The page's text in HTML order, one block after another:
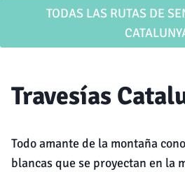
TODAS LAS RUTAS DE
Travesías
Todo amante de la montaña
blancas que se proyectan en la